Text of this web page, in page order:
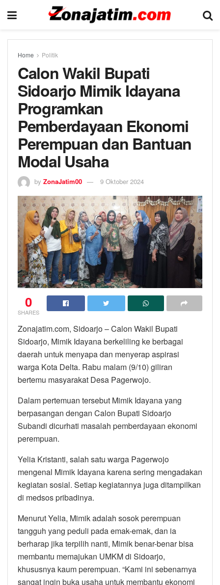
Home Politik
Calon Wakil Bupati
Sidoarjo Mimik Idayana
Programkan
Pemberdayaan Ekonomi
Perempuan dan Bantuan
Modal Usaha
by ZonaJatim00 9 Oktober 2024
0
SHARES
Zonajatim.com, Sidoarjo – Calon Wakil Bupati
Sidoarjo, Mimik Idayana berkeliling ke berbagai
daerah untuk menyapa dan menyerap aspirasi
warga Kota Delta. Rabu malam (9/10) giliran
bertemu masyarakat Desa Pagerwojo.
Dalam pertemuan tersebut Mimik Idayana yang
berpasangan dengan Calon Bupati Sidoarjo
Subandi dicurhati masalah pemberdayaan ekonomi
perempuan.
Yelia Kristanti, salah satu warga Pagerwojo
mengenal Mimik Idayana karena sering mengadakan
kegiatan sosial. Setiap kegiatannya juga ditampilkan
di medsos pribadinya.
Menurut Yelia, Mimik adalah sosok perempuan
tangguh yang peduli pada emak-emak, dan ia
berharap jika terpilih nanti, Mimik benar-benar bisa
membantu memajukan UMKM di Sidoarjo,
khususnya kaum perempuan. “Kami ini sebenarnya
sangat ingin buka usaha untuk membantu ekonomi